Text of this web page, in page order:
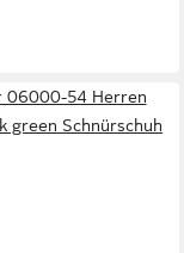
06000-54 Herren
green Schnürschuh